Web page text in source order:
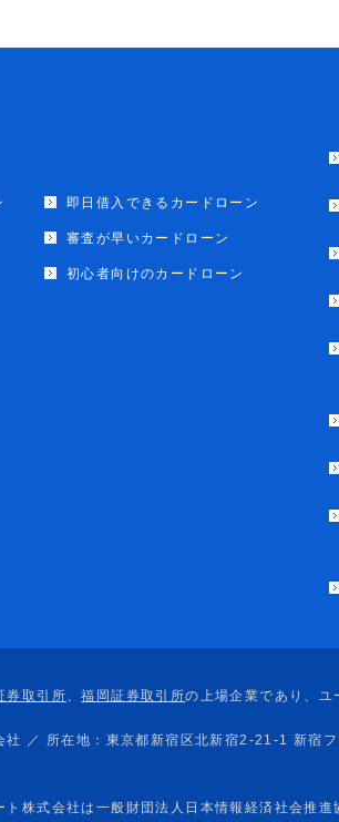
即日借入できるカードローン
審査が早いカードローン
初心者向けのカードローン